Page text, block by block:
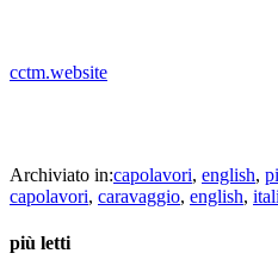
cctm.website
Archiviato in:capolavori, english,
capolavori, caravaggio, english,
più letti